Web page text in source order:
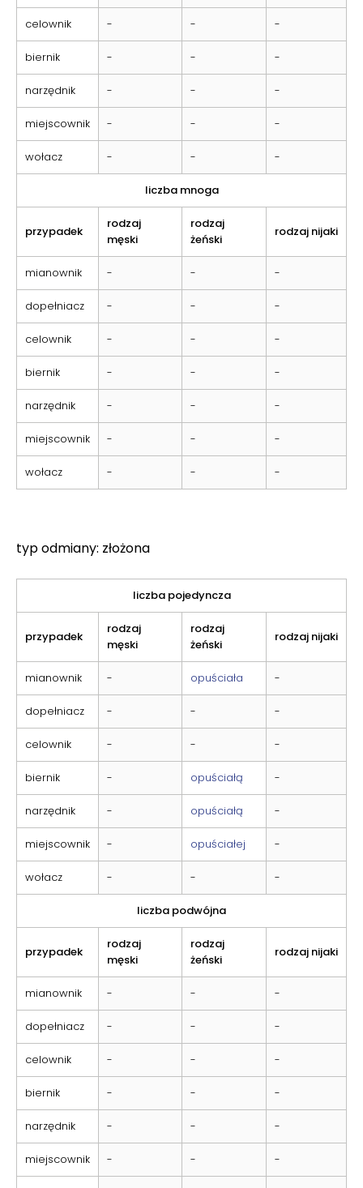
celownik - - -
biernik - - -
narzędnik - - -
miejscownik - - -
wołacz - - -
liczba mnoga
przypadek
rodzaj
męski
rodzaj
żeński
rodzaj nijaki
mianownik - - -
dopełniacz - - -
celownik - - -
biernik - - -
narzędnik - - -
miejscownik - - -
wołacz - - -
typ odmiany: złożona
liczba pojedyncza
przypadek
rodzaj
męski
rodzaj
żeński
rodzaj nijaki
mianownik - opuściała -
dopełniacz - - -
celownik - - -
biernik - opuściałą -
narzędnik - opuściałą -
miejscownik - opuściałej -
wołacz - - -
liczba podwójna
przypadek
rodzaj
męski
rodzaj
żeński
rodzaj nijaki
mianownik - - -
dopełniacz - - -
celownik - - -
biernik - - -
narzędnik - - -
miejscownik - - -